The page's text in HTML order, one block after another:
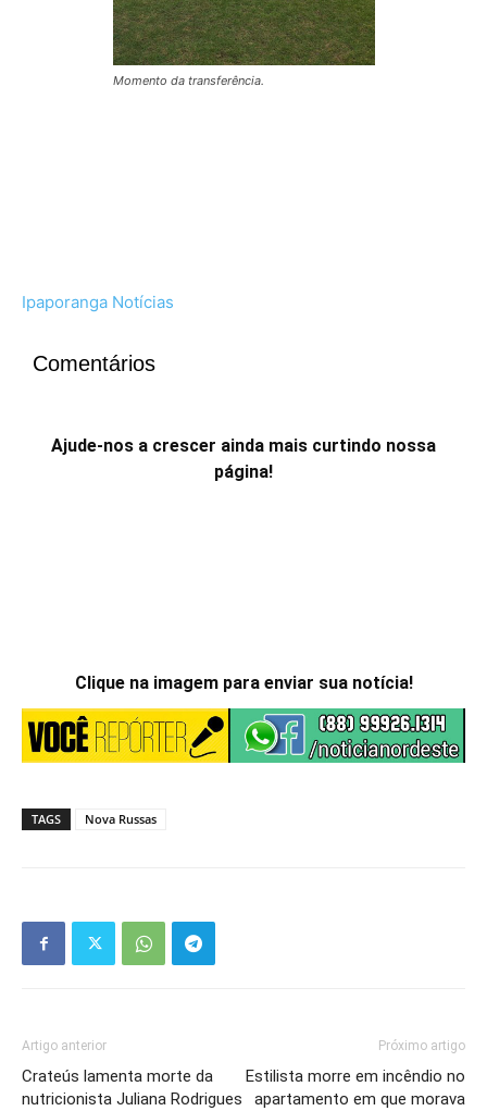
Momento da transferência.
Ipaporanga Notícias
Comentários
Ajude-nos a crescer ainda mais curtindo nossa
página!
Clique na imagem para enviar sua notícia!
TAGS Nova Russas
Artigo anterior
Crateús lamenta morte da
nutricionista Juliana Rodrigues
Próximo artigo
Estilista morre em incêndio no
apartamento em que morava